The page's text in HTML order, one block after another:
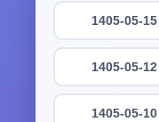
1405-05-15
1405-05-12
1405-05-10